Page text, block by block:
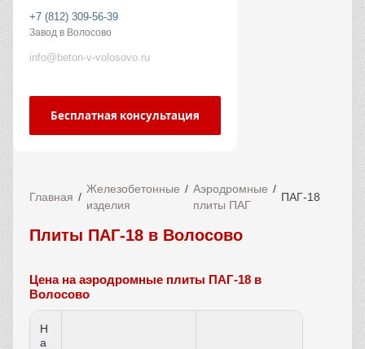
+7 (812) 309-56-39
Завод в Волосово
info@beton-v-volosovo.ru
Бесплатная консультация
Главная
Железобетонные
изделия
Аэродромные
плиты ПАГ
ПАГ-18
Плиты ПАГ-18 в Волосово
Цена на аэродромные плиты ПАГ-18 в
Волосово
Н
а